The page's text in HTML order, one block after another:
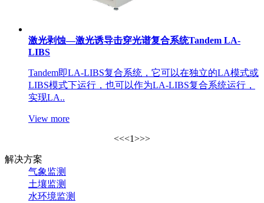
激光剥蚀—激光诱导击穿光谱复合系统Tandem LA-
LIBS
Tandem即LA-LIBS复合系统，它可以在独立的LA模式或
LIBS模式下运行，也可以作为LA-LIBS复合系统运行，
实现LA..
View more
<<<1>>>
解决方案
气象监测
土壤监测
水环境监测